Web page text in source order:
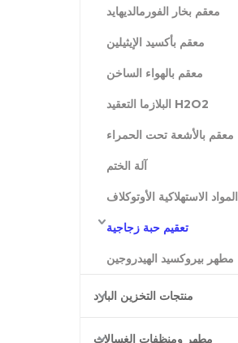
معقم بخار الفورمالديهايد
معقم بأكسيد الإيثيلين
معقم بالهواء الساخن
H2O2 البلازما التعقيد
معقم بالأشعة تحت الحمراء
آلة الختم
المواد الاستهلاكية الأوتوكلاف
تعقيم حبة زجاجية
مطهر بيروكسيد الهيدروجين
منتجات التخزين البارد
مطهر ومنظفات الغسالات